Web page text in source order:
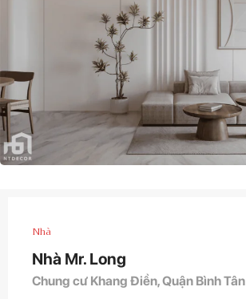
Nhà
Nhà Mr. Long
Chung cư Khang Điền, Quận Bình Tân